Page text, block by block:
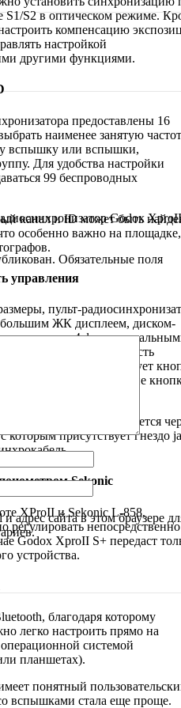
S1/S2 в оптическом режиме.
компенсацию
настройкой
другими функциями.
предоставлены 16
наименее занятую
вспышку или вспышки,
Для удобства настройки
99 беспроводных
канал и ID может быть
особенно важно на площадке,
управления
пульт-
ЖК дисплеем, диском-
групп и 4
быстроту и легкость
также присутствует
запуска и другие
осуществляется
которым присутствует гнездо
Sekonic
XProII и Sekonic L-858,
Godox XproII S+ передаст
устройства.
благодаря которому
легко настроить прямо на
системой
планшетах).
понятный
вспышками стала еще проще.
Godox
Обязательные поля
адрес сайта в этом браузере